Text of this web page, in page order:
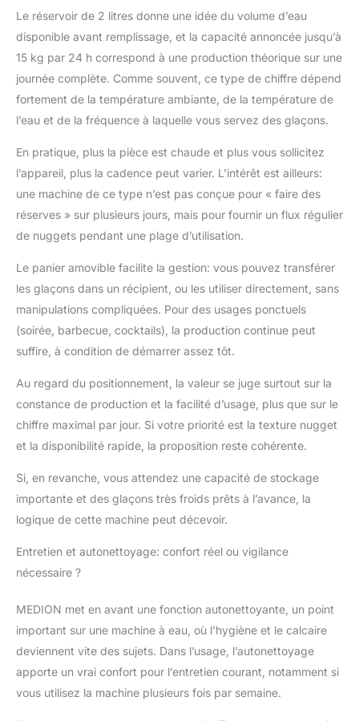
Le réservoir de 2 litres donne une idée du volume d’eau
disponible avant remplissage, et la capacité annoncée jusqu’à
15 kg par 24 h correspond à une production théorique sur une
journée complète. Comme souvent, ce type de chiffre dépend
fortement de la température ambiante, de la température de
l’eau et de la fréquence à laquelle vous servez des glaçons.
En pratique, plus la pièce est chaude et plus vous sollicitez
l’appareil, plus la cadence peut varier. L’intérêt est ailleurs:
une machine de ce type n’est pas conçue pour « faire des
réserves » sur plusieurs jours, mais pour fournir un flux régulier
de nuggets pendant une plage d’utilisation.
Le panier amovible facilite la gestion: vous pouvez transférer
les glaçons dans un récipient, ou les utiliser directement, sans
manipulations compliquées. Pour des usages ponctuels
(soirée, barbecue, cocktails), la production continue peut
suffire, à condition de démarrer assez tôt.
Au regard du positionnement, la valeur se juge surtout sur la
constance de production et la facilité d’usage, plus que sur le
chiffre maximal par jour. Si votre priorité est la texture nugget
et la disponibilité rapide, la proposition reste cohérente.
Si, en revanche, vous attendez une capacité de stockage
importante et des glaçons très froids prêts à l’avance, la
logique de cette machine peut décevoir.
Entretien et autonettoyage: confort réel ou vigilance
nécessaire ?
MEDION met en avant une fonction autonettoyante, un point
important sur une machine à eau, où l’hygiène et le calcaire
deviennent vite des sujets. Dans l’usage, l’autonettoyage
apporte un vrai confort pour l’entretien courant, notamment si
vous utilisez la machine plusieurs fois par semaine.